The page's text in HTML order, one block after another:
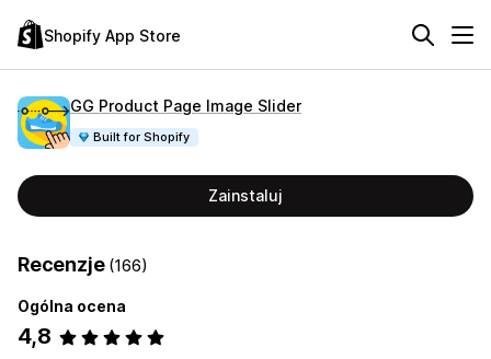
Shopify App Store
GG Product Page Image Slider
Built for Shopify
Zainstaluj
Recenzje (166)
Ogólna ocena
4,8